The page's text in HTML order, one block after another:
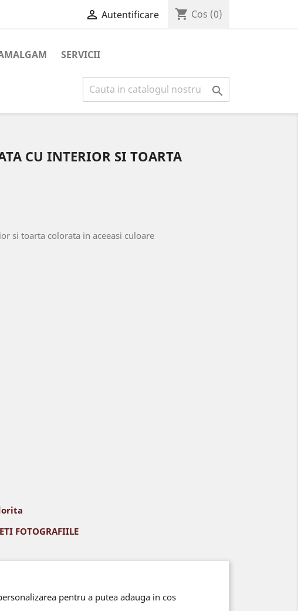
 Autentificare shopping_cart Cos (0)
SERVICII

CU INTERIOR SI TOARTA
si toarta colorata in aceeasi culoare
FOTOGRAFIILE
pentru a putea adauga in cos